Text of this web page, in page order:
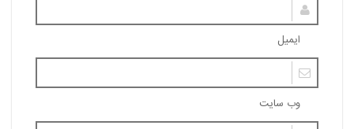
ایمیل
وب سایت